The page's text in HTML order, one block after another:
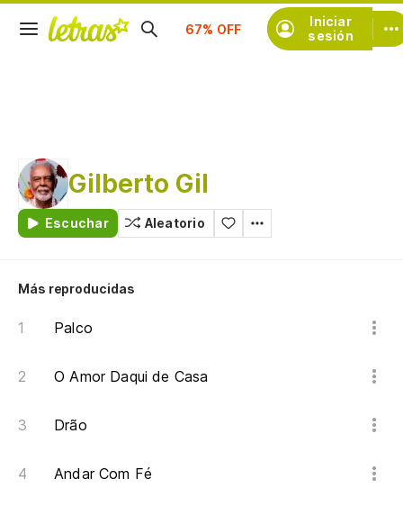
Iniciar
sesión
Suscríbete
Gilberto Gil
Escuchar Aleatorio
Más reproducidas
Palco
O Amor Daqui de Casa
Drão
Andar Com Fé